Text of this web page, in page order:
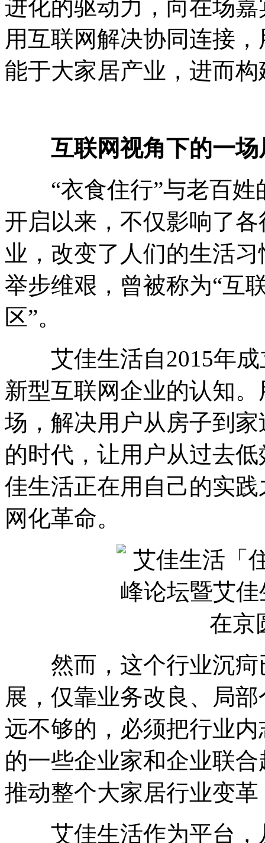
进化的驱动力，向在场
用互联网解决协同连接
能于大家居产业，进而
互联网视角下的一场
“衣食住行”与老百姓
开启以来，不仅影响了
业，改变了人们的生活
举步维艰，曾被称为“互
区”。
艾佳生活自2015年成
新型互联网企业的认知
场，解决用户从房子到
的时代，让用户从过去
佳生活正在用自己的实
网化革命。
然而，这个行业沉疴
展，仅靠业务改良、局
远不够的，必须把行业
的一些企业家和企业联
推动整个大家居行业变
艾佳生活作为平台，